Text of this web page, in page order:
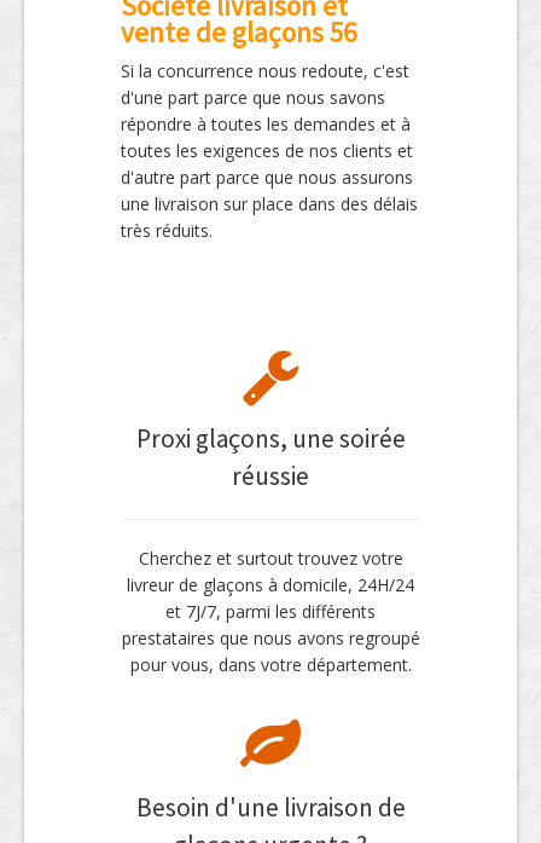
vente de glaçons 56
Si la concurrence nous redoute, c'est
d'une part parce que nous savons
répondre à toutes les demandes et à
toutes les exigences de nos clients et
d'autre part parce que nous assurons
une livraison sur place dans des délais
très réduits.
Proxi glaçons, une soirée
réussie
Cherchez et surtout trouvez votre
livreur de glaçons à domicile, 24H/24
et 7J/7, parmi les différents
prestataires que nous avons regroupé
pour vous, dans votre département.
Besoin d'une livraison de